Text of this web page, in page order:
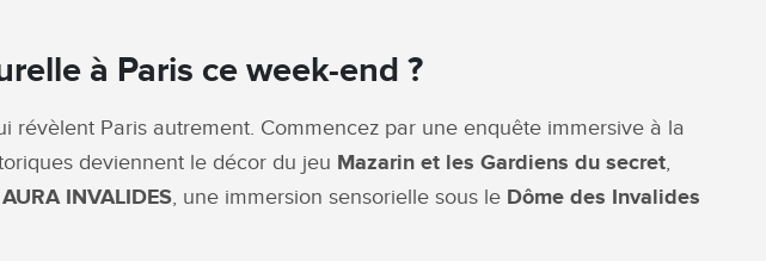
à Paris ce week-end ?
révèlent Paris autrement. Commencez par une enquête immersive à la
deviennent le décor du jeu Mazarin et les Gardiens du secret,
AURA INVALIDES, une immersion sensorielle sous le Dôme des Invalides